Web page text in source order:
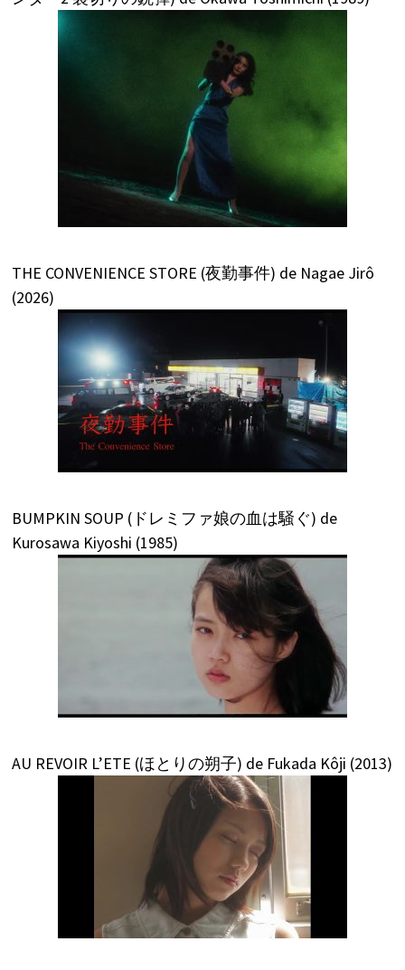
THE CONVENIENCE STORE (夜勤事件) de Nagae Jirô
(2026)
BUMPKIN SOUP (ドレミファ娘の血は騒ぐ) de
Kurosawa Kiyoshi (1985)
AU REVOIR L’ETE (ほとりの朔子) de Fukada Kôji (2013)